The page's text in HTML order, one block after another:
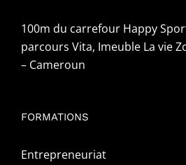
100m du carrefour Happy
parcours Vita, Imeuble La vie
– Cameroun
FORMATIONS
Entrepreneuriat